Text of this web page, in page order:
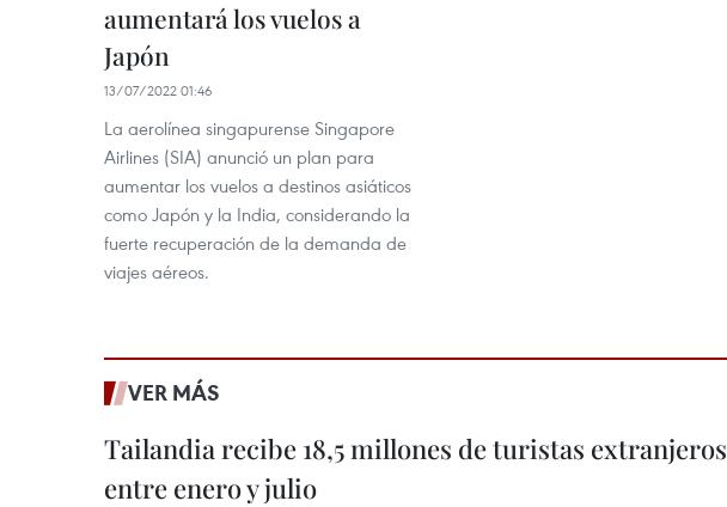
aumentará los vuelos a
Japón
13/07/2022 01:46
La aerolínea singapurense Singapore
Airlines (SIA) anunció un plan para
aumentar los vuelos a destinos asiáticos
como Japón y la India, considerando la
fuerte recuperación de la demanda de
viajes aéreos.
VER MÁS
Tailandia recibe 18,5 millones de turistas extranjeros
entre enero y julio